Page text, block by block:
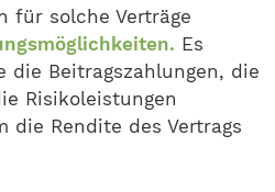
für solche Verträge
Es
die Beitragszahlungen, die
Risikoleistungen
die Rendite des Vertrags